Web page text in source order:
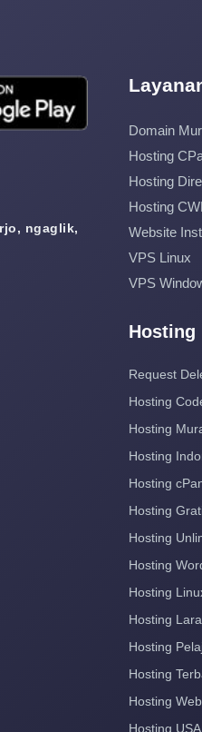
ngaglik,
Domain
Hosting
Hosting
Hosting
Website
VPS Linux
VPS
Hosting
Request
Hosting
Hosting
Hosting
Hosting
Hosting
Hosting
Hosting
Hosting
Hosting
Hosting
Hosting
Hosting
Hosting USA